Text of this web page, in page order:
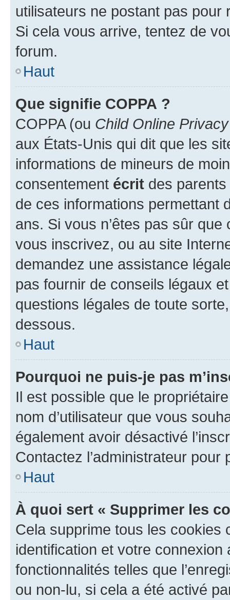
utilisateurs ne postant pas pour
Si cela vous arrive, tentez de
forum.
Haut
Que signifie COPPA ?
COPPA (ou Child Online
aux États-Unis qui dit que les
informations de mineurs de
consentement écrit des parents
de ces informations permettant
ans. Si vous n’êtes pas sûr
vous inscrivez, ou au site
demandez une assistance
pas fournir de conseils légaux
questions légales de toute
dessous.
Haut
Pourquoi ne puis-je pas
Il est possible que le
nom d’utilisateur que vous
également avoir désactivé
Contactez l’administrateur
Haut
À quoi sert « Supprimer les
Cela supprime tous les cookies
identification et votre
fonctionnalités telles que
ou non-lu, si cela a été activé